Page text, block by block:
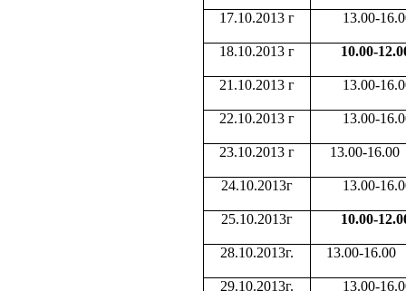
17.10.2013 г 13.00-
18.10.2013 г 10.00-
21.10.2013 г 13.00-
22.10.2013 г 13.00-
23.10.2013 г 13.00-16.00
24.10.2013г 13.00-
25.10.2013г 10.00-
28.10.2013г. 13.00-16.00
29.10.2013г. 13.00-